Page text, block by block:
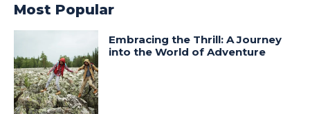
Most Popular
Embracing the Thrill: A Journey
into the World of Adventure